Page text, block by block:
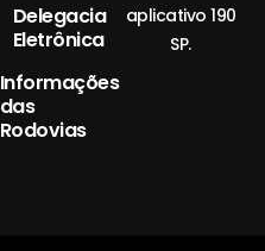
Delegacia
Eletrônica
Informações
das
Rodovias
aplicativo 190
SP.